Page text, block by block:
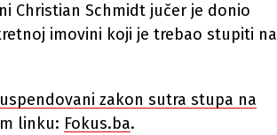
Christian Schmidt jučer je donio
imovini koji je trebao stupiti na
zakon sutra stupa na
linku: Fokus.ba.